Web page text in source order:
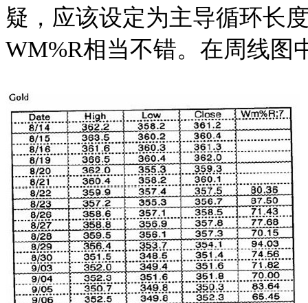
疑，应该设定为主导循环长
WM%R相当不错。在周线图